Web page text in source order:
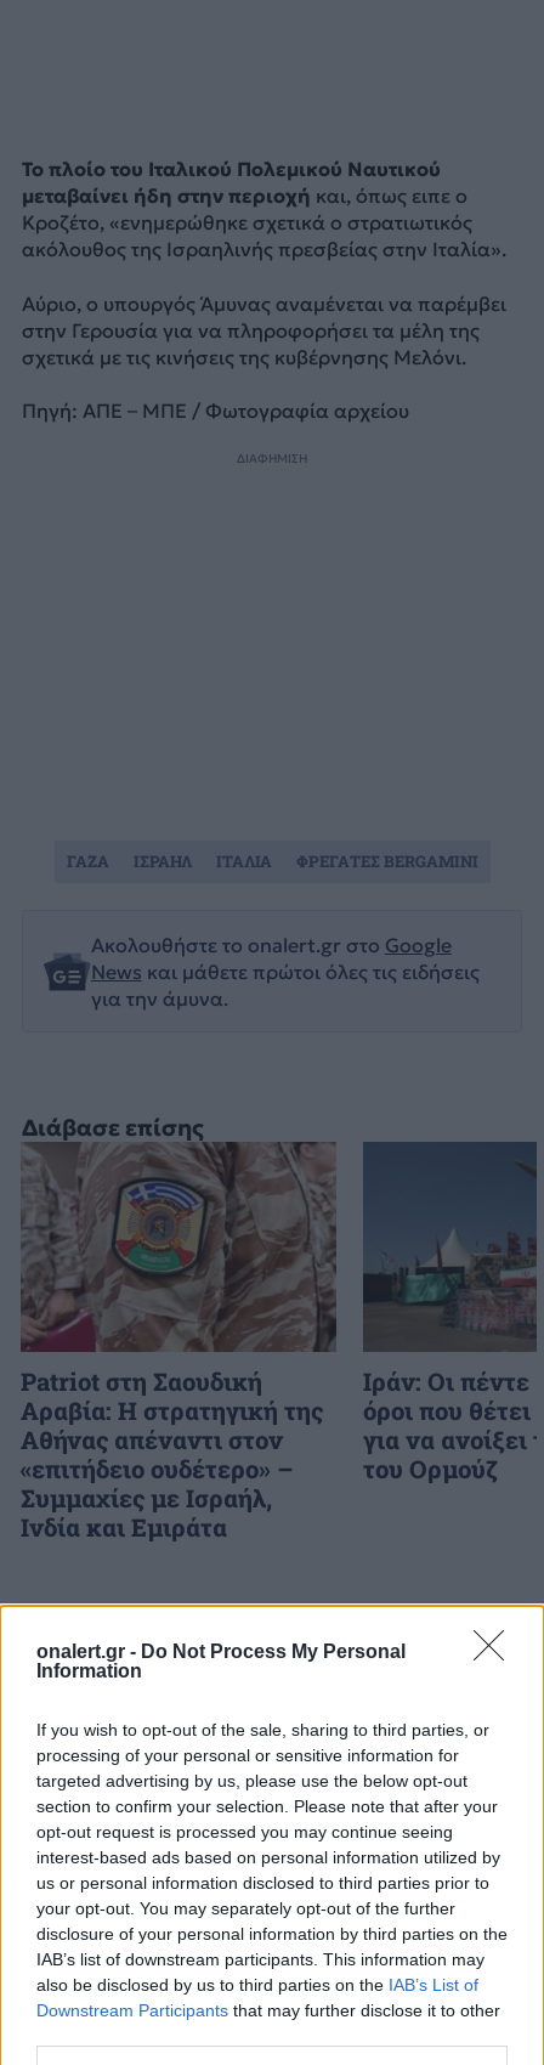
onalert.gr - Do Not Process My Personal
Information
If you wish to opt-out of the sale, sharing to third parties, or
processing of your personal or sensitive information for
targeted advertising by us, please use the below opt-out
section to confirm your selection. Please note that after your
opt-out request is processed you may continue seeing
interest-based ads based on personal information utilized by
us or personal information disclosed to third parties prior to
your opt-out. You may separately opt-out of the further
disclosure of your personal information by third parties on the
IAB’s list of downstream participants. This information may
also be disclosed by us to third parties on the IAB’s List of
Downstream Participants that may further disclose it to other
Διάβασε επίσης
Patriot στη Σαουδική
Αραβία: Η στρατηγική της
Αθήνας απέναντι στον
«επιτήδειο ουδέτερο» –
Συμμαχίες με Ισραήλ,
Ινδία και Εμιράτα
Ιράν: Οι πέντε
όροι που
για να ανοίξει
του Ορμούζ
Το πλοίο του Ιταλικού Πολεμικού Ναυτικού
μεταβαίνει ήδη στην περιοχή και, όπως ειπε ο
Κροζέτο, «ενημερώθηκε σχετικά ο στρατιωτικός
ακόλουθος της Ισραηλινής πρεσβείας στην Ιταλία».
Αύριο, ο υπουργός Άμυνας αναμένεται να παρέμβει
στην Γερουσία για να πληροφορήσει τα μέλη της
σχετικά με τις κινήσεις της κυβέρνησης Μελόνι.
Πηγή: ΑΠΕ – ΜΠΕ / Φωτογραφία αρχείου
ΔΙΑΦΗΜΙΣΗ
Ακολουθήστε το onalert.gr στο Google
News και μάθετε πρώτοι όλες τις ειδήσεις
για την άμυνα.
ΓΑΖΑ ΙΣΡΑΗΛ ΙΤΑΛΙΑ ΦΡΕΓΑΤΕΣ BERGAMINI
ΔΙΑΦΗΜΙΣΗ
ΣΧΕΤΙΚΑ ΑΡΘΡΑ